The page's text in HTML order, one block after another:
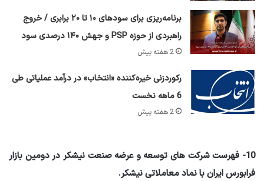
برنامه‌ریزی برای سود‌های ۱۰ تا ۲۰ برابری / خروج
راهبردی از حوزه PSP و جهش ۱۴۰ درصدی سود
2 هفته پیش
رکوردزنی خیره‌کننده «انتخاب» در درآمد عملیاتی طی
6 ماهه نخست
2 هفته پیش
10- فهرست شرکت های توسعه و عرضه صنعت نیشکر در دومین بازار
فرابورس ایران با نماد معاملاتی نیشکر.